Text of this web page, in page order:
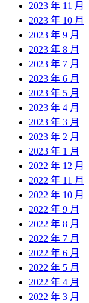
2023 年 11 月
2023 年 10 月
2023 年 9 月
2023 年 8 月
2023 年 7 月
2023 年 6 月
2023 年 5 月
2023 年 4 月
2023 年 3 月
2023 年 2 月
2023 年 1 月
2022 年 12 月
2022 年 11 月
2022 年 10 月
2022 年 9 月
2022 年 8 月
2022 年 7 月
2022 年 6 月
2022 年 5 月
2022 年 4 月
2022 年 3 月